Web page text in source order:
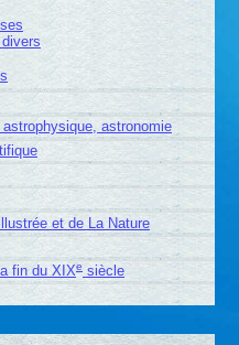
astronomie
et de La Nature
fin du XIXesiècle